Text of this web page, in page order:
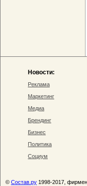
Новости:
Реклама
Маркетинг
Медиа
Брендинг
Бизнес
Политика
Социум
© Состав.ру 1998-2017,